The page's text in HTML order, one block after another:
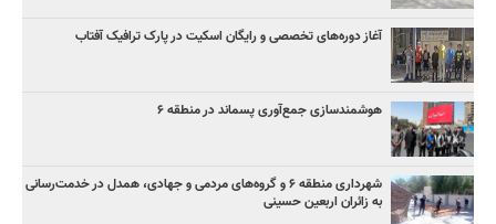
آغاز دوره‌های تخصصی و رایگان اسکیت در پارک ترافیک آفتاب
هوشمندسازی جمع‌آوری پسماند در منطقه ۶
شهرداری منطقه ۶ و گروه‌های مردمی و جهادی، همدل در خدمت‌رسانی
به زائران اربعین حسینی